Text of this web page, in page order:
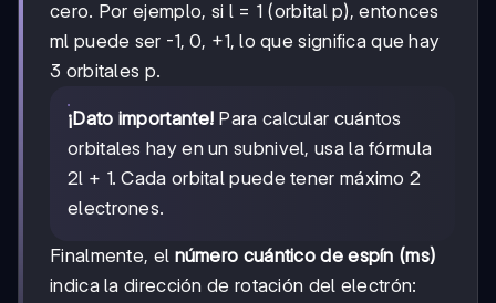
cero. Por ejemplo, si l = 1 (orbital p), entonces
ml puede ser -1, 0, +1, lo que significa que hay
3 orbitales p.
¡Dato importante! Para calcular cuántos
orbitales hay en un subnivel, usa la fórmula
2l + 1. Cada orbital puede tener máximo 2
electrones.
Finalmente, el número cuántico de espín (ms)
indica la dirección de rotación del electrón: